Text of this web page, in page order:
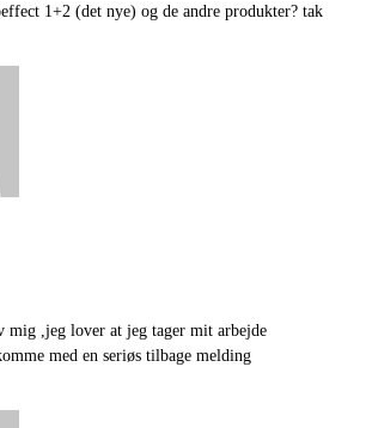
1+2 (det nye) og de andre produkter? tak
mig ,jeg lover at jeg tager mit arbejde
med en seriøs tilbage melding